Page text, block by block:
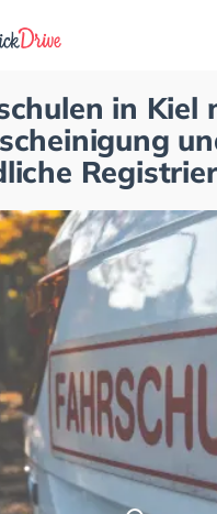
in Kiel